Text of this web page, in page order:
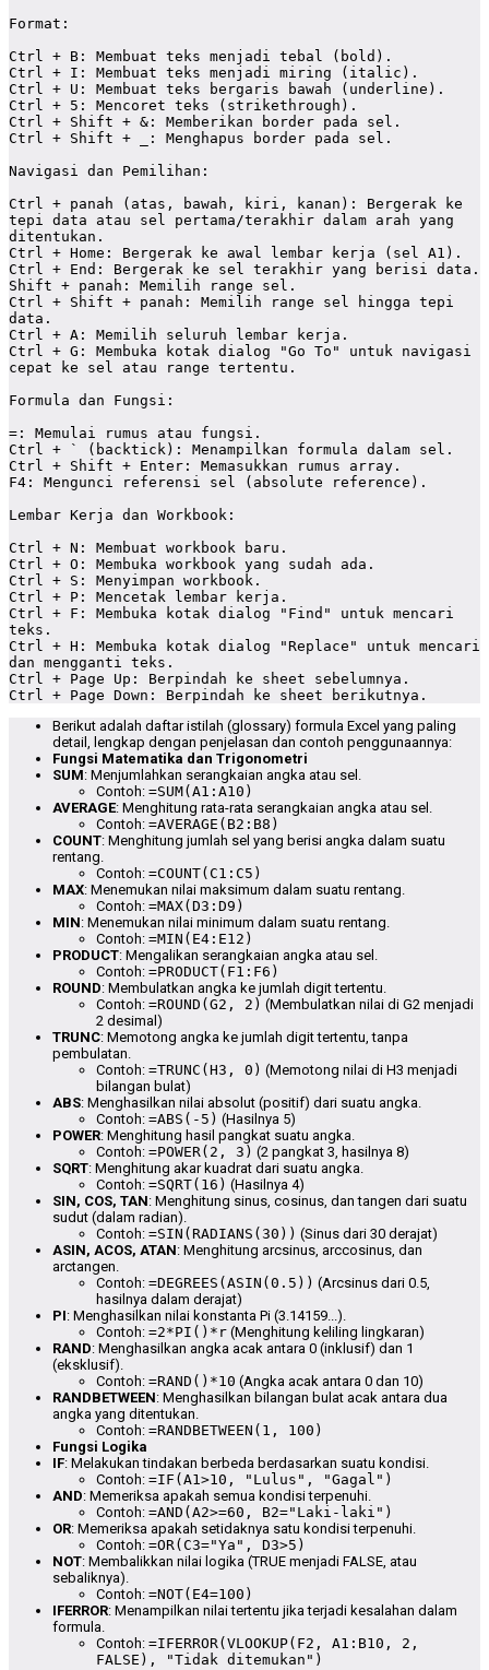
Format:
Ctrl + B: Membuat teks menjadi tebal (bold).
Ctrl + I: Membuat teks menjadi miring (italic).
Ctrl + U: Membuat teks bergaris bawah (underline).
Ctrl + 5: Mencoret teks (strikethrough).
Ctrl + Shift + &: Memberikan border pada sel.
Ctrl + Shift + _: Menghapus border pada sel.
Navigasi dan Pemilihan:
Ctrl + panah (atas, bawah, kiri, kanan): Bergerak ke
tepi data atau sel pertama/terakhir dalam arah yang
ditentukan.
Ctrl + Home: Bergerak ke awal lembar kerja (sel A1).
Ctrl + End: Bergerak ke sel terakhir yang berisi data.
Shift + panah: Memilih range sel.
Ctrl + Shift + panah: Memilih range sel hingga tepi
data.
Ctrl + A: Memilih seluruh lembar kerja.
Ctrl + G: Membuka kotak dialog "Go To" untuk navigasi
cepat ke sel atau range tertentu.
Formula dan Fungsi:
=: Memulai rumus atau fungsi.
Ctrl + ` (backtick): Menampilkan formula dalam sel.
Ctrl + Shift + Enter: Memasukkan rumus array.
F4: Mengunci referensi sel (absolute reference).
Lembar Kerja dan Workbook:
Ctrl + N: Membuat workbook baru.
Ctrl + O: Membuka workbook yang sudah ada.
Ctrl + S: Menyimpan workbook.
Ctrl + P: Mencetak lembar kerja.
Ctrl + F: Membuka kotak dialog "Find" untuk mencari
teks.
Ctrl + H: Membuka kotak dialog "Replace" untuk mencari
dan mengganti teks.
Ctrl + Page Up: Berpindah ke sheet sebelumnya.
Ctrl + Page Down: Berpindah ke sheet berikutnya.
Berikut adalah daftar istilah (glossary) formula Excel yang paling
detail, lengkap dengan penjelasan dan contoh penggunaannya:
Fungsi Matematika dan Trigonometri
SUM: Menjumlahkan serangkaian angka atau sel.
Contoh: =SUM(A1:A10)
AVERAGE: Menghitung rata-rata serangkaian angka atau sel.
Contoh: =AVERAGE(B2:B8)
COUNT: Menghitung jumlah sel yang berisi angka dalam suatu
rentang.
Contoh: =COUNT(C1:C5)
MAX: Menemukan nilai maksimum dalam suatu rentang.
Contoh: =MAX(D3:D9)
MIN: Menemukan nilai minimum dalam suatu rentang.
Contoh: =MIN(E4:E12)
PRODUCT: Mengalikan serangkaian angka atau sel.
Contoh: =PRODUCT(F1:F6)
ROUND: Membulatkan angka ke jumlah digit tertentu.
Contoh: =ROUND(G2, 2) (Membulatkan nilai di G2 menjadi
2 desimal)
TRUNC: Memotong angka ke jumlah digit tertentu, tanpa
pembulatan.
Contoh: =TRUNC(H3, 0) (Memotong nilai di H3 menjadi
bilangan bulat)
ABS: Menghasilkan nilai absolut (positif) dari suatu angka.
Contoh: =ABS(-5) (Hasilnya 5)
POWER: Menghitung hasil pangkat suatu angka.
Contoh: =POWER(2, 3) (2 pangkat 3, hasilnya 8)
SQRT: Menghitung akar kuadrat dari suatu angka.
Contoh: =SQRT(16) (Hasilnya 4)
SIN, COS, TAN: Menghitung sinus, cosinus, dan tangen dari suatu
sudut (dalam radian).
Contoh: =SIN(RADIANS(30)) (Sinus dari 30 derajat)
ASIN, ACOS, ATAN: Menghitung arcsinus, arccosinus, dan
arctangen.
Contoh: =DEGREES(ASIN(0.5)) (Arcsinus dari 0.5,
hasilnya dalam derajat)
PI: Menghasilkan nilai konstanta Pi (3.14159...).
Contoh: =2*PI()*r (Menghitung keliling lingkaran)
RAND: Menghasilkan angka acak antara 0 (inklusif) dan 1
(eksklusif).
Contoh: =RAND()*10 (Angka acak antara 0 dan 10)
RANDBETWEEN: Menghasilkan bilangan bulat acak antara dua
angka yang ditentukan.
Contoh: =RANDBETWEEN(1, 100)
Fungsi Logika
IF: Melakukan tindakan berbeda berdasarkan suatu kondisi.
Contoh: =IF(A1>10, "Lulus", "Gagal")
AND: Memeriksa apakah semua kondisi terpenuhi.
Contoh: =AND(A2>=60, B2="Laki-laki")
OR: Memeriksa apakah setidaknya satu kondisi terpenuhi.
Contoh: =OR(C3="Ya", D3>5)
NOT: Membalikkan nilai logika (TRUE menjadi FALSE, atau
sebaliknya).
Contoh: =NOT(E4=100)
IFERROR: Menampilkan nilai tertentu jika terjadi kesalahan dalam
formula.
Contoh: =IFERROR(VLOOKUP(F2, A1:B10, 2,
FALSE), "Tidak ditemukan")